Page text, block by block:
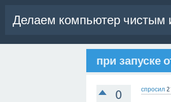
Делаем компьютер чистым
при запуске
0 спросил